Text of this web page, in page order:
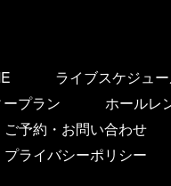
ライブスケジュ
プラン
ホールレ
ご予約・お問い合わせ
プライバシーポリシー